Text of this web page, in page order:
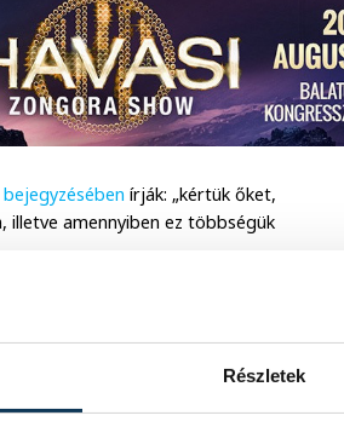
Részletek
bejegyzésében írják: „kértük őket,
illetve amennyiben ez többségük
tájékoztatást ad majd a
jelöltje, Veszprém jelenlegi